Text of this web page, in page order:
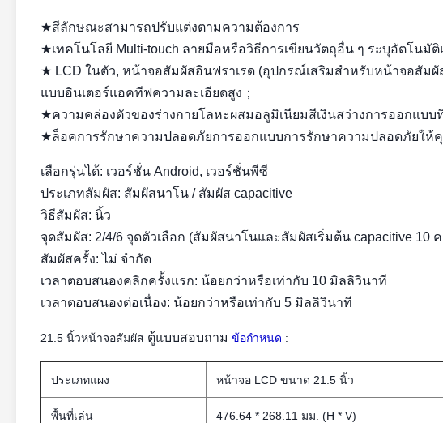
★สีลักษณะสามารถปรับแต่งตามความต้องการ
★เทคโนโลยี Multi-touch ลายมือหรือวิธีการเขียนวัตถุอื่น ๆ ระบุอัตโน
★ LCD ในตัว, หน้าจอสัมผัสอินฟราเรด (อุปกรณ์เสริมสำหรับหน้าจอสัม
แบบอินเตอร์แอคทีฟความละเอียดสูง；
★ความคล่องตัวของร่างกายโลหะผสมอลูมิเนียมสีเงินสว่างการออกแบบ
★ล็อคการรักษาความปลอดภัยการออกแบบการรักษาความปลอดภัยให้
เลือกรุ่นได้: เวอร์ชั่น Android, เวอร์ชั่นพีซี
ประเภทสัมผัส: สัมผัสนาโน / สัมผัส capacitive
วิธีสัมผัส: นิ้ว
จุดสัมผัส: 2/4/6 จุดตัวเลือก (สัมผัสนาโนและสัมผัสเริ่มต้น capacitive 10
สัมผัสครั้ง: ไม่ จำกัด
เวลาตอบสนองคลิกครั้งแรก: น้อยกว่าหรือเท่ากับ 10 มิลลิวินาที
เวลาตอบสนองต่อเนื่อง: น้อยกว่าหรือเท่ากับ 5 มิลลิวินาที
21.5 นิ้วหน้าจอสัมผัส ตู้แบบสอบถาม ข้อกำหนด :
ประเภทแผง หน้าจอ LCD ขนาด 21.5 นิ้ว
พื้นที่เล่น 476.64 * 268.11 มม. (H * V)